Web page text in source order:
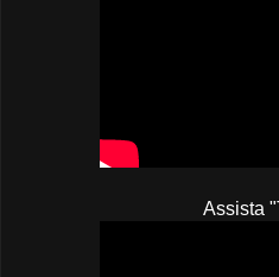
Assista